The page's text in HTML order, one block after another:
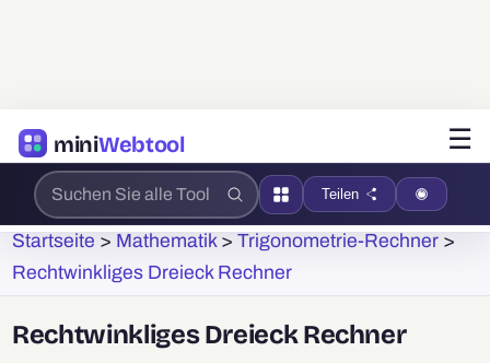
miniWebtool ☰
Teilen
Startseite > Mathematik>Trigonometrie-Rechner >
Rechtwinkliges Dreieck Rechner
Rechtwinkliges Dreieck Rechner